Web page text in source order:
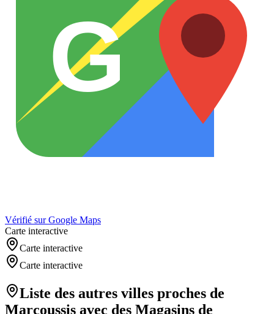
G
Vérifié sur Google Maps
Carte interactive
Carte interactive
Carte interactive
Liste des autres villes proches de
Marcoussis avec des Magasins de